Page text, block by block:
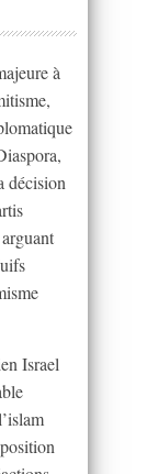
à
décision
Israel